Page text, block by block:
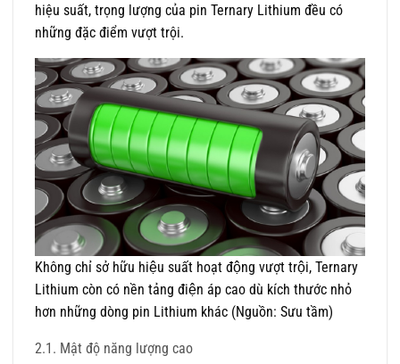
hiệu suất, trọng lượng của pin Ternary Lithium đều có
những đặc điểm vượt trội.
Không chỉ sở hữu hiệu suất hoạt động vượt trội, Ternary
Lithium còn có nền tảng điện áp cao dù kích thước nhỏ
hơn những dòng pin Lithium khác (Nguồn: Sưu tầm)
2.1. Mật độ năng lượng cao